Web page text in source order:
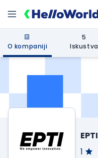
O kompaniji
5
Iskustva
EPTI
1